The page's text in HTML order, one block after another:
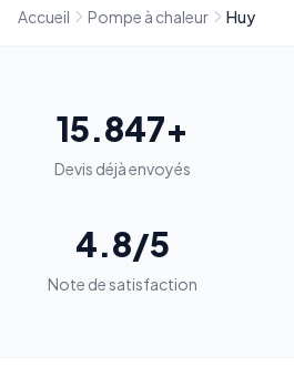
Accueil Pompe à chaleur Huy
15.847+
Devis déjà envoyés
4.8/5
Note de satisfaction